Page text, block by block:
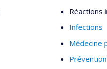
Réactions
Infections
Médecine
Prévention